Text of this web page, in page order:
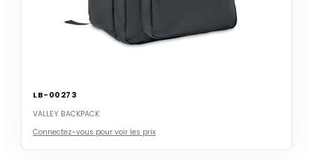
LB-00273
VALLEY BACKPACK
Connectez-vous pour voir les prix